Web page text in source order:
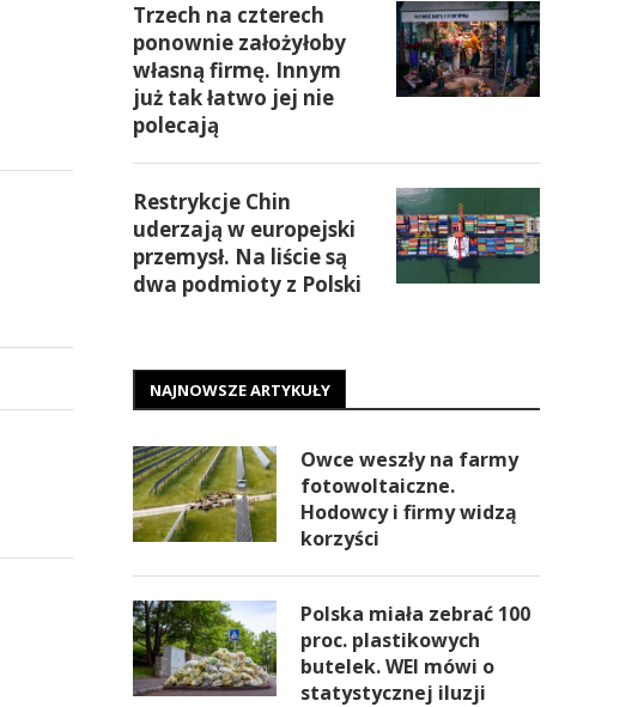
Trzech na czterech
ponownie założyłoby
własną firmę. Innym
już tak łatwo jej nie
polecają
Restrykcje Chin
uderzają w europejski
przemysł. Na liście są
dwa podmioty z Polski
NAJNOWSZE ARTYKUŁY
Owce weszły na farmy
fotowoltaiczne.
Hodowcy i firmy widzą
korzyści
Polska miała zebrać 100
proc. plastikowych
butelek. WEI mówi o
statystycznej iluzji